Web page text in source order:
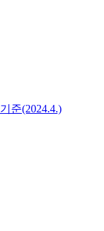
준(2024.4.)